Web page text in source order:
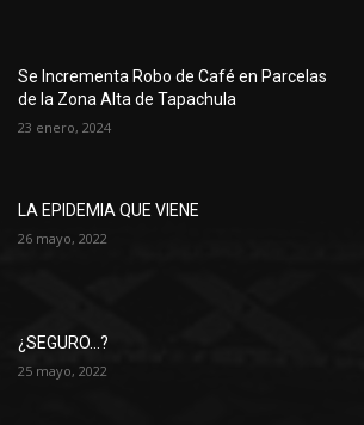
Se Incrementa Robo de Café en Parcelas
de la Zona Alta de Tapachula
23 enero, 2024
LA EPIDEMIA QUE VIENE
26 mayo, 2022
¿SEGURO…?
25 mayo, 2022